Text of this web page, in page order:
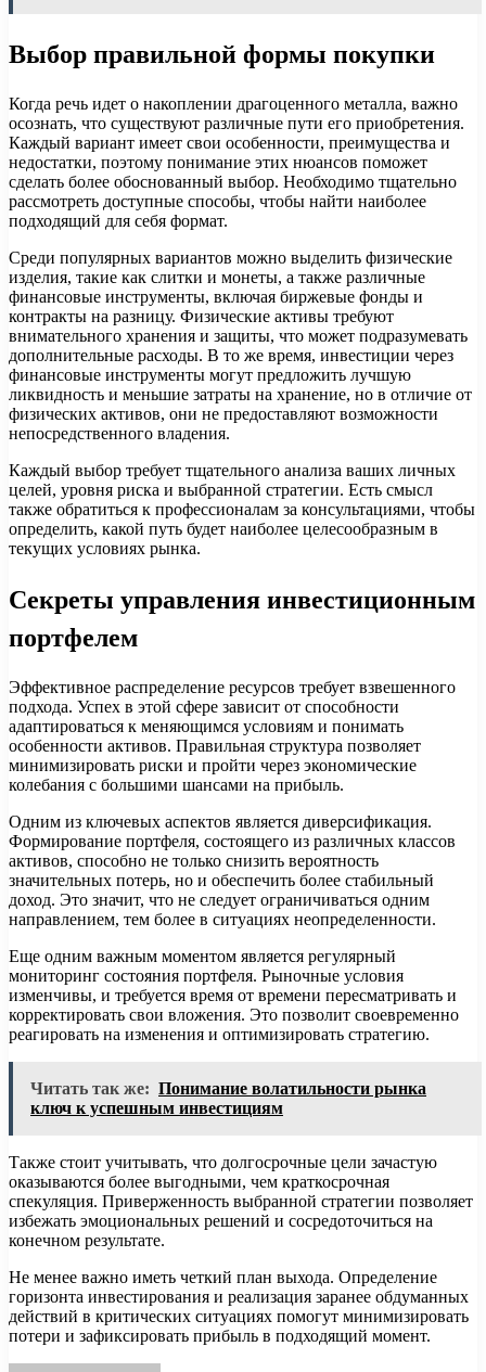
Выбор правильной формы покупки
Когда речь идет о накоплении драгоценного металла, важно
осознать, что существуют различные пути его приобретения.
Каждый вариант имеет свои особенности, преимущества и
недостатки, поэтому понимание этих нюансов поможет
сделать более обоснованный выбор. Необходимо тщательно
рассмотреть доступные способы, чтобы найти наиболее
подходящий для себя формат.
Среди популярных вариантов можно выделить физические
изделия, такие как слитки и монеты, а также различные
финансовые инструменты, включая биржевые фонды и
контракты на разницу. Физические активы требуют
внимательного хранения и защиты, что может подразумевать
дополнительные расходы. В то же время, инвестиции через
финансовые инструменты могут предложить лучшую
ликвидность и меньшие затраты на хранение, но в отличие от
физических активов, они не предоставляют возможности
непосредственного владения.
Каждый выбор требует тщательного анализа ваших личных
целей, уровня риска и выбранной стратегии. Есть смысл
также обратиться к профессионалам за консультациями, чтобы
определить, какой путь будет наиболее целесообразным в
текущих условиях рынка.
Секреты управления инвестиционным
портфелем
Эффективное распределение ресурсов требует взвешенного
подхода. Успех в этой сфере зависит от способности
адаптироваться к меняющимся условиям и понимать
особенности активов. Правильная структура позволяет
минимизировать риски и пройти через экономические
колебания с большими шансами на прибыль.
Одним из ключевых аспектов является диверсификация.
Формирование портфеля, состоящего из различных классов
активов, способно не только снизить вероятность
значительных потерь, но и обеспечить более стабильный
доход. Это значит, что не следует ограничиваться одним
направлением, тем более в ситуациях неопределенности.
Еще одним важным моментом является регулярный
мониторинг состояния портфеля. Рыночные условия
изменчивы, и требуется время от времени пересматривать и
корректировать свои вложения. Это позволит своевременно
реагировать на изменения и оптимизировать стратегию.
Читать так же: Понимание волатильности рынка
ключ к успешным инвестициям
Также стоит учитывать, что долгосрочные цели зачастую
оказываются более выгодными, чем краткосрочная
спекуляция. Приверженность выбранной стратегии позволяет
избежать эмоциональных решений и сосредоточиться на
конечном результате.
Не менее важно иметь четкий план выхода. Определение
горизонта инвестирования и реализация заранее обдуманных
действий в критических ситуациях помогут минимизировать
потери и зафиксировать прибыль в подходящий момент.